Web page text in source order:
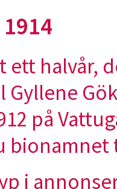
ett halvår,
Gyllene
på
bionamnet
i